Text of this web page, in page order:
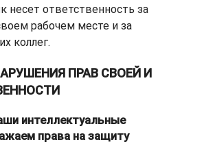
несет ответственность за
рабочем месте и за
коллег.
ПРАВ СВОЕЙ И
интеллектуальные
права на защиту